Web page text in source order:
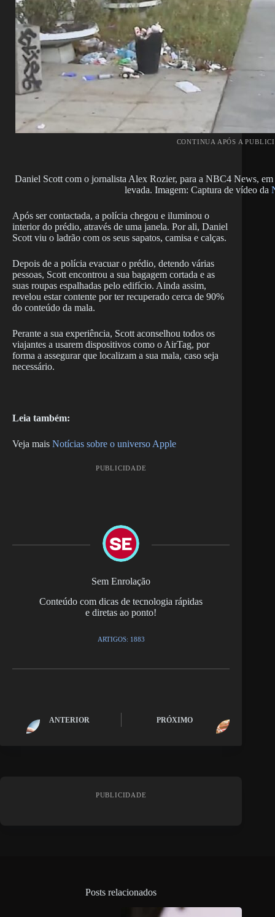
CONTINUA APÓS A
Daniel Scott com o jornalista Alex Rozier, para a NBC4 News,
levada. Imagem: Captura de vídeo da
Após ser contactada, a polícia chegou e iluminou o
interior do prédio, através de uma janela. Por ali, Daniel
Scott viu o ladrão com os seus sapatos, camisa e calças.
Depois de a polícia evacuar o prédio, detendo várias
pessoas, Scott encontrou a sua bagagem cortada e as
suas roupas espalhadas pelo edifício. Ainda assim,
revelou estar contente por ter recuperado cerca de 90%
do conteúdo da mala.
Perante a sua experiência, Scott aconselhou todos os
viajantes a usarem dispositivos como o AirTag, por
forma a assegurar que localizam a sua mala, caso seja
necessário.
Leia também:
Veja mais Notícias sobre o universo Apple
PUBLICIDADE
Sem Enrolação
Conteúdo com dicas de tecnologia rápidas
e diretas ao ponto!
ARTIGOS: 1883
ANTERIOR PRÓXIMO
PUBLICIDADE
Posts relacionados